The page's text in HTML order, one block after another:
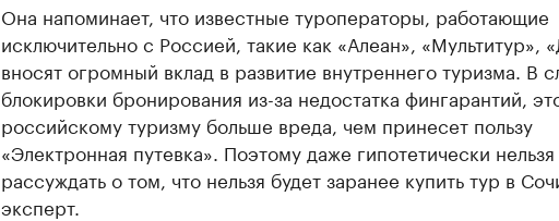
Она напоминает, что известные туроператоры, работающие
исключительно с Россией, такие как «Алеан», «Мультитур»,
вносят огромный вклад в развитие внутреннего туризма. В
блокировки бронирования из-за недостатка фингарантий,
российскому туризму больше вреда, чем принесет пользу
«Электронная путевка». Поэтому даже гипотетически нельзя
рассуждать о том, что нельзя будет заранее купить тур в
эксперт.